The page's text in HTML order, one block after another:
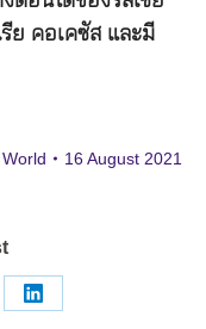
ย คอเคซัส และมี
16 August 2021
Share